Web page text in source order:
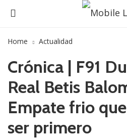
Home Actualidad
Crónica | F91
Real Betis
Empate frio
ser primero